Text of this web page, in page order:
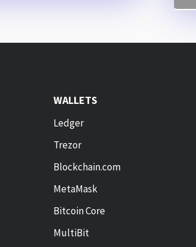
WALLETS
Ledger
Trezor
Blockchain.com
MetaMask
Bitcoin Core
MultiBit